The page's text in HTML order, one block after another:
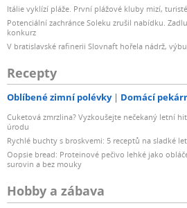
Itálie vyklízí pláže. První plážové kluby mizí,
Potenciální zachránce Soleku zrušil nabídku.
konkurz
V bratislavské rafinerii Slovnaft hořela nádrž,
Recepty
Oblíbené zimní polévky Domácí
Cuketová zmrzlina? Vyzkoušejte nečekaný letní
úrodu
Rychlé buchty s broskvemi: 5 receptů na sladké
Oopsie bread: Proteinové pečivo lehké jako
surovin a bez mouky
Hobby a zábava